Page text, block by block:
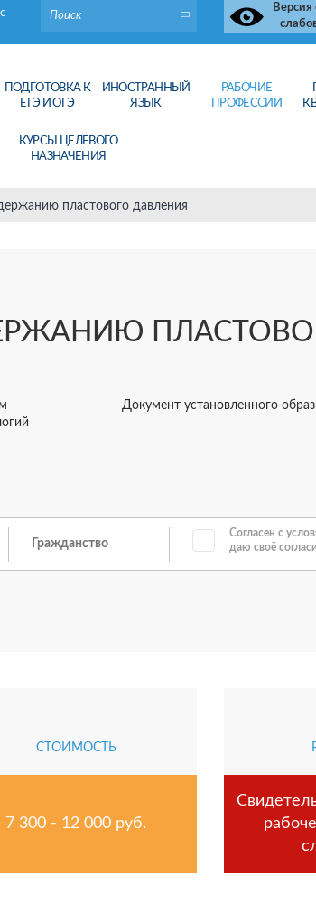
Версия
ПОДГОТОВКА К
ЕГЭ И ОГЭ
ИНОСТРАННЫЙ
ЯЗЫК
РАБОЧИЕ
ПРОФЕССИИ
КУРСЫ ЦЕЛЕВОГО
НАЗНАЧЕНИЯ
пластового давления
Документ установленного
Согласен с
даю своё
СТОИМОСТЬ
7 300 - 12 000 руб.